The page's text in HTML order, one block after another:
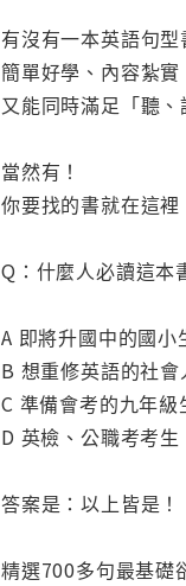
有沒有一本英語句型
簡單好學、內容紮實
又能同時滿足「聽
當然有！
你要找的書就在這裡
Q：什麼人必讀這本
A 即將升國中的國小
B 想重修英語的社會
C 準備會考的九年級
D 英檢、公職考考生
答案是：以上皆是！
精選700多句最基礎